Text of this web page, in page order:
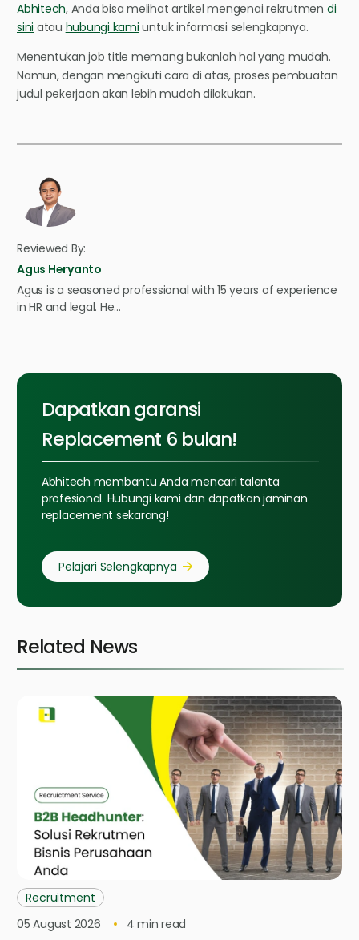
Abhitech, Anda bisa melihat artikel mengenai rekrutmen di
sini atau hubungi kami untuk informasi selengkapnya.
Menentukan job title memang bukanlah hal yang mudah.
Namun, dengan mengikuti cara di atas, proses pembuatan
judul pekerjaan akan lebih mudah dilakukan.
Reviewed By:
Agus Heryanto
Agus is a seasoned professional with 15 years of experience
in HR and legal. He…
Dapatkan garansi
Replacement 6 bulan!
Abhitech membantu Anda mencari talenta
profesional. Hubungi kami dan dapatkan jaminan
replacement sekarang!
Pelajari Selengkapnya
Related News
Recruitment
05 August 2026
4 min read